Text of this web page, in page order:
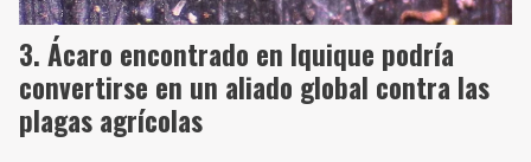
Ácaro encontrado en Iquique podría
convertirse en un aliado global contra las
plagas agrícolas